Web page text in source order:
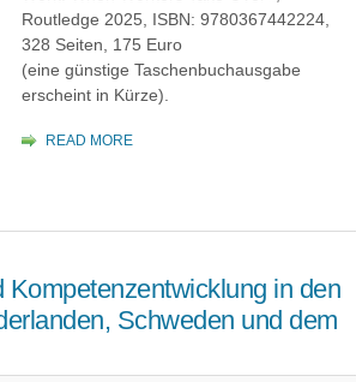
Routledge 2025, ISBN: 9780367442224,
328 Seiten, 175 Euro
(eine günstige Taschenbuchausgabe
erscheint in Kürze).
READ MORE
in den
Schweden und dem